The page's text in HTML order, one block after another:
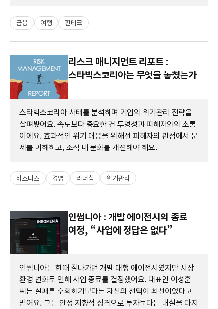
금융 여행 핀테크
리스크 매니지먼트 리포트 :
스타벅스코리아는 무엇을 놓쳤는가
스타벅스코리아 사태를 분석하며 기업의 위기관리 전략을
살펴봤어요. 속도보다 중요한 건 투명성과 피해자와의 소통
이에요. 효과적인 위기 대응을 위해선 피해자의 관점에서 문
제를 이해하고, 조직 내 문화를 개선해야 해요.
비즈니스 경영 리더십 위기관리
인썸니아 : 개발 에이전시의 종료
여정, “사업에 정답은 없다”
인썸니아는 한때 잘나가던 개발 대행 에이전시였지만 시장
환경 변화로 인해 사업 종료를 결정했어요. 대표인 이성훈
씨는 실패를 후회하기보다는 자신의 선택이 최선이었다고
믿어요. 그는 안정 지향적 성격으로 투자보다는 내실을 다지